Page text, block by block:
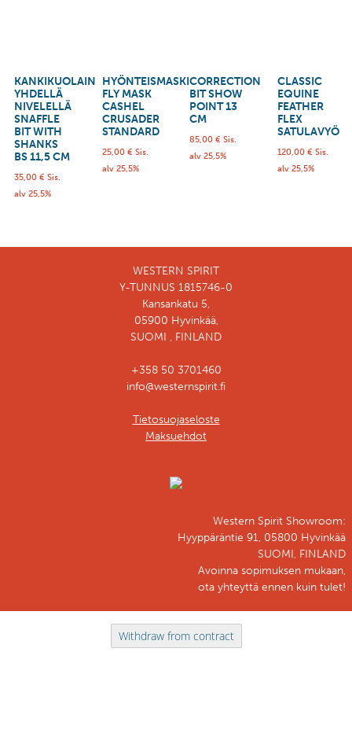
KANKIKUOLAIN
YHDELLÄ
NIVELELLÄ
SNAFFLE
BIT WITH
SHANKS
BS 11,5 CM
35,00 € Sis.
alv 25,5%
HYÖNTEISMASKI
FLY MASK
CASHEL
CRUSADER
STANDARD
25,00 € Sis.
alv 25,5%
CORRECTION
BIT SHOW
POINT 13
CM
85,00€ Sis.
alv 25,5%
CLASSIC
EQUINE
FEATHER
FLEX
SATULAVYÖ
120,00 € Sis.
alv 25,5%
WESTERN SPIRIT
Y-TUNNUS 1815746-0
Kansankatu 5,
05900 Hyvinkää,
SUOMI , FINLAND
+358 50 3701460
info@westernspirit.fi
Tietosuojaseloste
Maksuehdot
Western Spirit Showroom:
Hyyppäräntie 91, 05800 Hyvinkää
SUOMI, FINLAND
Avoinna sopimuksen mukaan,
ota yhteyttä ennen kuin tulet!
Withdraw from contract